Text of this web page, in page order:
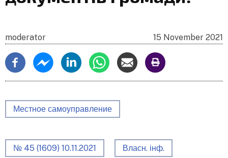
moderator 15 November 2021
Местное самоуправление
№ 45 (1609) 10.11.2021 Власн. інф.